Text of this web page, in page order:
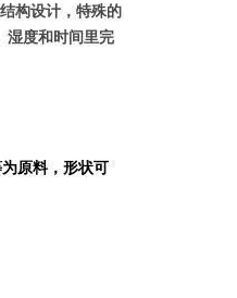
构设计，特殊的
湿度和时间里完
原料，形状可